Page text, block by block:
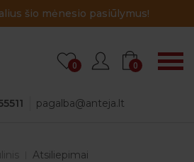
šio mėnesio pasiūlymus!
pagalba@anteja.lt
0 0
Atsiliepimai